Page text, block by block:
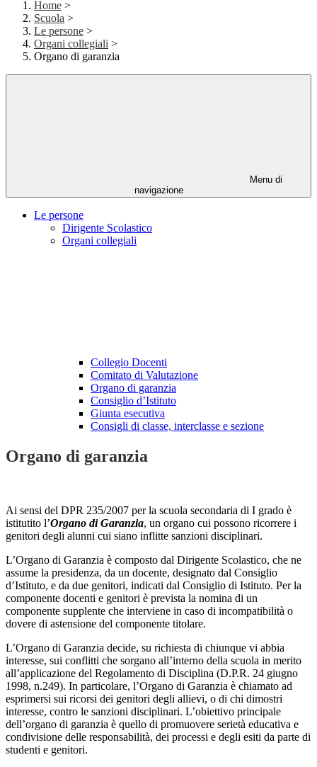
Home >
Scuola >
Le persone >
Organi collegiali >
Organo di garanzia
Menu di
navigazione
Le persone
Dirigente Scolastico
Organi collegiali
Collegio Docenti
Comitato di Valutazione
Organo di garanzia
Consiglio d’Istituto
Giunta esecutiva
Consigli di classe, interclasse e sezione
Organo di garanzia
Ai sensi del DPR 235/2007 per la scuola secondaria di I grado è
istitutito l’Organo di Garanzia, un organo cui possono ricorrere i
genitori degli alunni cui siano inflitte sanzioni disciplinari.
L’Organo di Garanzia è composto dal Dirigente Scolastico, che ne
assume la presidenza, da un docente, designato dal Consiglio
d’Istituto, e da due genitori, indicati dal Consiglio di Istituto. Per la
componente docenti e genitori è prevista la nomina di un
componente supplente che interviene in caso di incompatibilità o
dovere di astensione del componente titolare.
L’Organo di Garanzia decide, su richiesta di chiunque vi abbia
interesse, sui conflitti che sorgano all’interno della scuola in merito
all’applicazione del Regolamento di Disciplina (D.P.R. 24 giugno
1998, n.249). In particolare, l’Organo di Garanzia è chiamato ad
esprimersi sui ricorsi dei genitori degli allievi, o di chi dimostri
interesse, contro le sanzioni disciplinari. L’obiettivo principale
dell’organo di garanzia è quello di promuovere serietà educativa e
condivisione delle responsabilità, dei processi e degli esiti da parte di
studenti e genitori.